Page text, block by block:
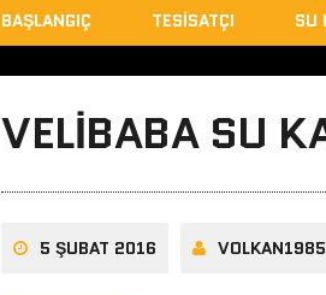
BAŞLANGIÇ TESISATÇI SU
VELIBABA SU
5 ŞUBAT 2016 VOLKAN1985